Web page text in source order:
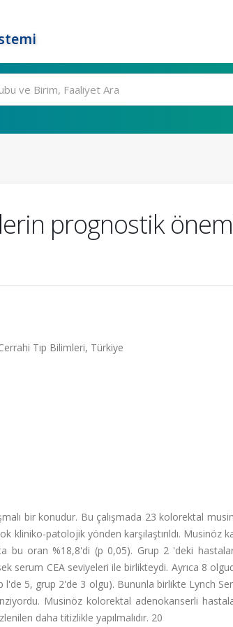
prognostik
Tıp Bilimleri, Türkiye
bir konudur. Bu çalışmada 23 kolorektal
patolojik yönden karşılaştırıldı. Musinöz
bu oran %18,8'di (p 0,05). Grup 2 'deki
CEA seviyeleri ile birlikteydi. Ayrıca 8
5, grup 2'de 3 olgu). Bununla birlikte Lynch
Musinöz kolorektal adenokanserli
daha titizlikle yapılmalıdır. 20